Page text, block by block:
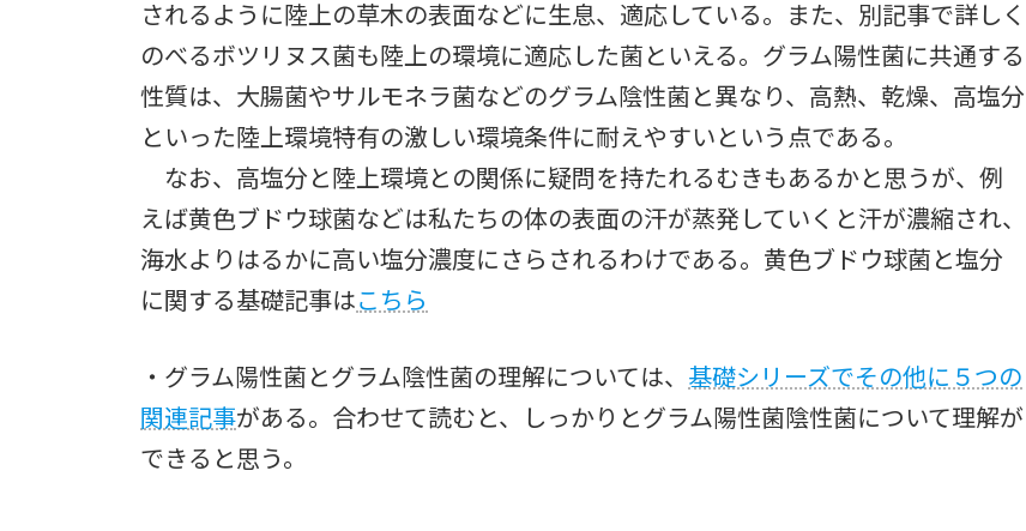
されるように陸上の草木の表面などに生息、適応している。また、別記事で詳しく
のべるボツリヌス菌も陸上の環境に適応した菌といえる。グラム陽性菌に共通する
性質は、大腸菌やサルモネラ菌などのグラム陰性菌と異なり、高熱、乾燥、高塩分
といった陸上環境特有の激しい環境条件に耐えやすいという点である。
なお、高塩分と陸上環境との関係に疑問を持たれるむきもあるかと思うが、例
えば黄色ブドウ球菌などは私たちの体の表面の汗が蒸発していくと汗が濃縮され、
海水よりはるかに高い塩分濃度にさらされるわけである。黄色ブドウ球菌と塩分
に関する基礎記事はこちら
・グラム陽性菌とグラム陰性菌の理解については、 基礎シリーズでその他に５つの
関連記事がある。合わせて読むと、しっかりとグラム陽性菌陰性菌について理解が
できると思う。